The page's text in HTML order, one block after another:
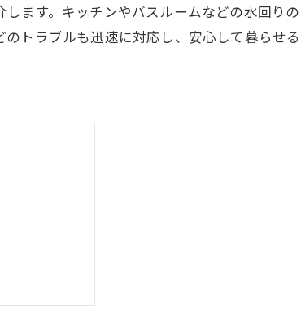
ます。キッチンやバスルームなどの水回り
トラブルも迅速に対応し、安心して暮らせ